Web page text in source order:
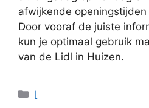
afwijkende
Door vooraf de juiste
kun je optimaal gebruik
van de Lidl in Huizen.
Categorieën
l